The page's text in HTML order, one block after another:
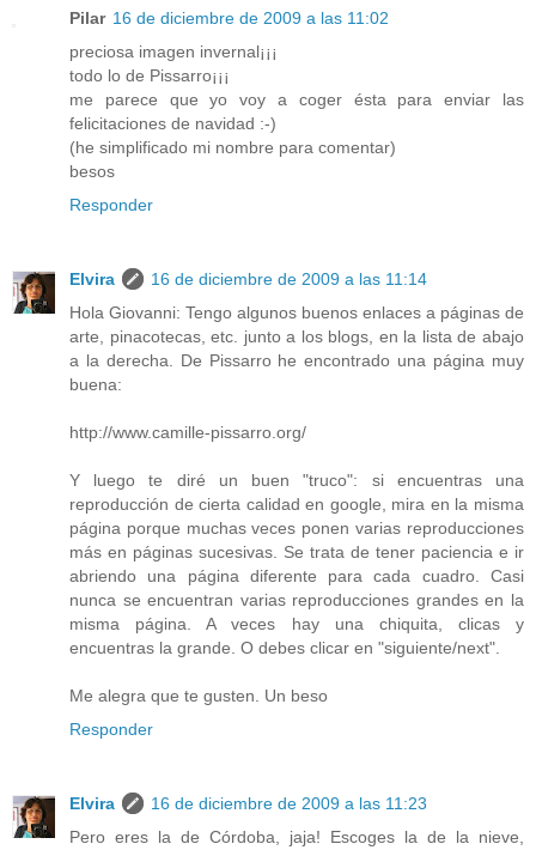
Pilar 16 de diciembre de 2009 a las 11:02
preciosa imagen invernal¡¡¡
todo lo de Pissarro¡¡¡
me parece que yo voy a coger ésta para enviar las
felicitaciones de navidad :-)
(he simplificado mi nombre para comentar)
besos
Responder
Elvira
16 de diciembre de 2009 a las 11:14
Hola Giovanni: Tengo algunos buenos enlaces a páginas de
arte, pinacotecas, etc. junto a los blogs, en la lista de abajo
a la derecha. De Pissarro he encontrado una página muy
buena:
http://www.camille-pissarro.org/
Y luego te diré un buen "truco": si encuentras una
reproducción de cierta calidad en google, mira en la misma
página porque muchas veces ponen varias reproducciones
más en páginas sucesivas. Se trata de tener paciencia e ir
abriendo una página diferente para cada cuadro. Casi
nunca se encuentran varias reproducciones grandes en la
misma página. A veces hay una chiquita, clicas y
encuentras la grande. O debes clicar en "siguiente/next".
Me alegra que te gusten. Un beso
Responder
Elvira
16 de diciembre de 2009 a las 11:23
Pero eres la de Córdoba, jaja! Escoges la de la nieve,